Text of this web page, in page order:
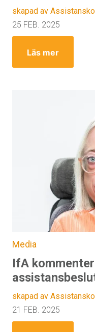
skapad av
25 FEB. 2025
Läs mer
Media
IfA
skapad av Assistanskoll
21 FEB. 2025